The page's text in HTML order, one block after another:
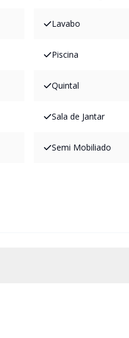
Lavabo
Piscina
Quintal
Sala de Jantar
Semi Mobiliado